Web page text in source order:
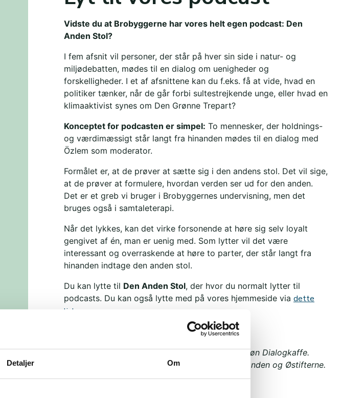
Detaljer Om
Vidste du at Brobyggerne har vores helt egen podcast: Den
Anden Stol?
I fem afsnit vil personer, der står på hver sin side i natur- og
miljødebatten, mødes til en dialog om uenigheder og
forskelligheder. I et af afsnittene kan du f.eks. få at vide, hvad en
politiker tænker, når de går forbi sultestrejkende unge, eller hvad en
klimaaktivist synes om Den Grønne Trepart?
Konceptet for podcasten er simpel: To mennesker, der holdnings-
og værdimæssigt står langt fra hinanden mødes til en dialog med
Özlem som moderator.
Formålet er, at de prøver at sætte sig i den andens stol. Det vil sige,
at de prøver at formulere, hvordan verden ser ud for den anden.
Det er et greb vi bruger i Brobyggernes undervisning, men det
bruges også i samtaleterapi.
Når det lykkes, kan det virke forsonende at høre sig selv loyalt
gengivet af én, man er uenig med. Som lytter vil det være
interessant og overraskende at høre to parter, der står langt fra
hinanden indtage den anden stol.
Du kan lytte til Den Anden Stol, der hvor du normalt lytter til
podcasts. Du kan også lytte med på vores hjemmeside via dette
link.
Podcasten er en del af Brobyggernes projekt Grøn Dialogkaffe.
Projektet er støttet af Forenet Kredit, 15. Juni Fonden og Østifterne.